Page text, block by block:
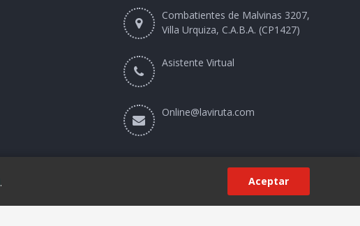
Combatientes de Malvinas 3207,
Villa Urquiza, C.A.B.A. (CP1427)
Asistente Virtual
Online@laviruta.com
. Aceptar